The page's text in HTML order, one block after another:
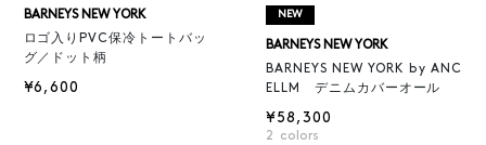
BARNEYS NEW YORK
ロゴ入りPVC保冷トートバッ
グ／ドット柄
¥6,600
NEW
BARNEYS NEW YORK
BARNEYS NEW YORK by ANC
ELLM デニムカバーオール
¥58,300
2 colors